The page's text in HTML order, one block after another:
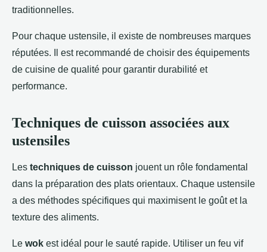
traditionnelles.
Pour chaque ustensile, il existe de nombreuses marques
réputées. Il est recommandé de choisir des équipements
de cuisine de qualité pour garantir durabilité et
performance.
Techniques de cuisson associées aux
ustensiles
Les techniques de cuisson jouent un rôle fondamental
dans la préparation des plats orientaux. Chaque ustensile
a des méthodes spécifiques qui maximisent le goût et la
texture des aliments.
Le wok est idéal pour le sauté rapide. Utiliser un feu vif